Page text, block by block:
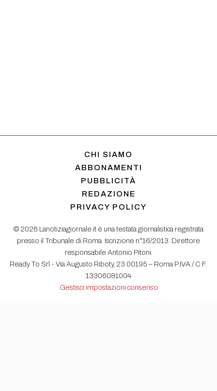
CHI SIAMO
ABBONAMENTI
PUBBLICITÀ
REDAZIONE
PRIVACY POLICY
© 2026 Lanotiziagiornale.it è una testata giornalistica registrata
presso il Tribunale di Roma. Iscrizione n°16/2013. Direttore
responsabile Antonio Pitoni.
Ready To Srl - Via Augusto Riboty, 23 00195 – Roma P.IVA / C.F.
13306081004
Gestisci impostazioni consenso